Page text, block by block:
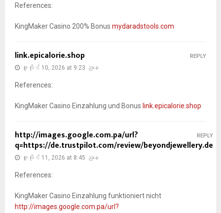
References:
KingMaker Casino 200% Bonus mydaradstools.com
link.epicalorie.shop
ဇူလိုင် 10, 2026 at 9:23 ညနေ
References:
KingMaker Casino Einzahlung und Bonus link.epicalorie.shop
REPLY
http://images.google.com.pa/url?
q=https://de.trustpilot.com/review/beyondjewellery.de
ဇူလိုင် 11, 2026 at 8:45 ညနေ
References:
KingMaker Casino Einzahlung funktioniert nicht
http://images.google.com.pa/url?
REPLY